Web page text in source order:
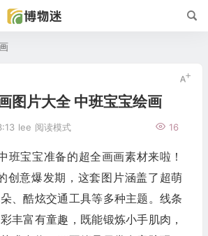
图片大全 中班宝宝绘画
lee 16
阅读模式
班宝宝准备的超全画画素材来啦！
创意爆发期，这套图片涵盖了超萌
、酷炫交通工具等多种主题。线条
丰富有童趣，既能锻炼小手肌肉，